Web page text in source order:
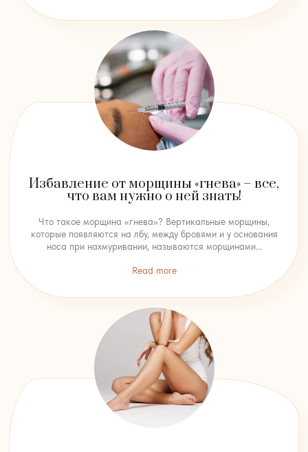
Избавление от морщины «гнева» – все,
что вам нужно о ней знать!
Что такое морщина «гнева»? Вертикальные морщины,
которые появляются на лбу, между бровями и у основания
носа при нахмуривании, называются морщинами...
Read more